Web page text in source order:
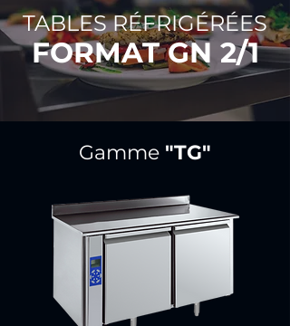
TABLES RÉFRIGÉRÉES
FORMAT GN 2/1
Gamme "TG"